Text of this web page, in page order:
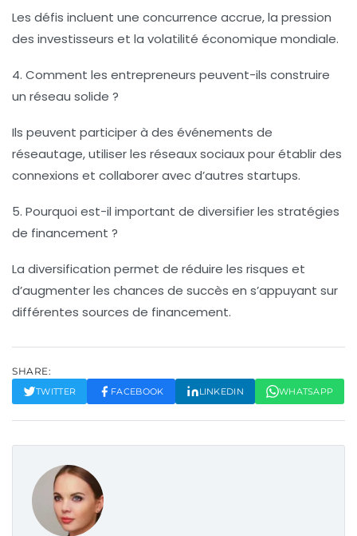
Les défis incluent une concurrence accrue, la pression
des investisseurs et la volatilité économique mondiale.
4. Comment les entrepreneurs peuvent-ils construire
un réseau solide ?
Ils peuvent participer à des événements de
réseautage, utiliser les réseaux sociaux pour établir des
connexions et collaborer avec d’autres startups.
5. Pourquoi est-il important de diversifier les stratégies
de financement ?
La diversification permet de réduire les risques et
d’augmenter les chances de succès en s’appuyant sur
différentes sources de financement.
SHARE:
TWITTER FACEBOOK LINKEDIN WHATSAPP